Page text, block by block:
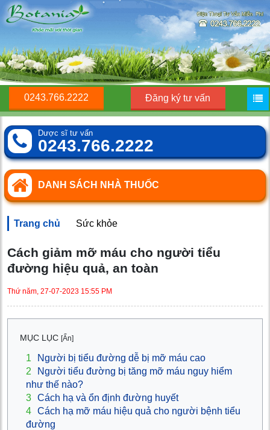
0243.766.2222 Đăng ký tư vấn
Dược sĩ tư vấn
0243.766.2222
DANH SÁCH NHÀ THUỐC
Trang chủ Sức khỏe
Cách giảm mỡ máu cho người tiểu
đường hiệu quả, an toàn
Thứ năm, 27-07-2023 15:55 PM
MỤC LỤC [Ẩn]
1
Người bị tiểu đường dễ bị mỡ máu cao
2
Người tiểu đường bị tăng mỡ máu nguy hiểm
như thế nào?
3 Cách hạ và ổn định đường huyết
4 Cách hạ mỡ máu hiệu quả cho người bệnh tiểu
đường